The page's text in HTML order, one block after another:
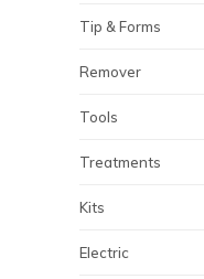
Tip & Forms
Remover
Tools
Treatments
Kits
Electric